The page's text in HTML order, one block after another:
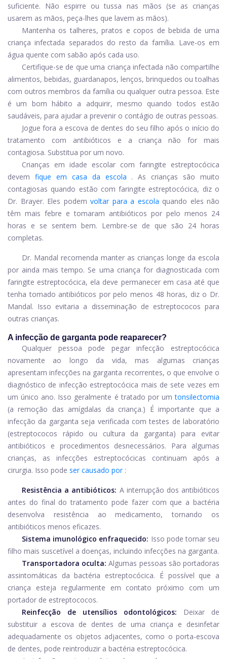
suficiente. Não espirre ou tussa nas mãos (se as crianças
usarem as mãos, peça-lhes que lavem as mãos).
Mantenha os talheres, pratos e copos de bebida de uma
criança infectada separados do resto da família. Lave-os em
água quente com sabão após cada uso.
Certifique-se de que uma criança infectada não compartilhe
alimentos, bebidas, guardanapos, lenços, brinquedos ou toalhas
com outros membros da família ou qualquer outra pessoa. Este
é um bom hábito a adquirir, mesmo quando todos estão
saudáveis, para ajudar a prevenir o contágio de outras pessoas.
Jogue fora a escova de dentes do seu filho após o início do
tratamento com antibióticos e a criança não for mais
contagiosa. Substitua por um novo.
Crianças em idade escolar com faringite estreptocócica
devem fique em casa da escola . As crianças são muito
contagiosas quando estão com faringite estreptocócica, diz o
Dr. Brayer. Eles podem voltar para a escola quando eles não
têm mais febre e tomaram antibióticos por pelo menos 24
horas e se sentem bem. Lembre-se de que são 24 horas
completas.
Dr. Mandal recomenda manter as crianças longe da escola
por ainda mais tempo. Se uma criança for diagnosticada com
faringite estreptocócica, ela deve permanecer em casa até que
tenha tomado antibióticos por pelo menos 48 horas, diz o Dr.
Mandal. Isso evitaria a disseminação de estreptococos para
outras crianças.
A infecção de garganta pode reaparecer?
Qualquer pessoa pode pegar infecção estreptocócica
novamente ao longo da vida, mas algumas crianças
apresentam infecções na garganta recorrentes, o que envolve o
diagnóstico de infecção estreptocócica mais de sete vezes em
um único ano. Isso geralmente é tratado por um tonsilectomia
(a remoção das amígdalas da criança.) É importante que a
infecção da garganta seja verificada com testes de laboratório
(estreptococos rápido ou cultura da garganta) para evitar
antibióticos e procedimentos desnecessários. Para algumas
crianças, as infecções estreptocócicas continuam após a
cirurgia. Isso pode ser causado por :
Resistência a antibióticos: A interrupção dos antibióticos
antes do final do tratamento pode fazer com que a bactéria
desenvolva resistência ao medicamento, tornando os
antibióticos menos eficazes.
Sistema imunológico enfraquecido: Isso pode tornar seu
filho mais suscetível a doenças, incluindo infecções na garganta.
Transportadora oculta: Algumas pessoas são portadoras
assintomáticas da bactéria estreptocócica. É possível que a
criança esteja regularmente em contato próximo com um
portador de estreptococos.
Reinfecção de utensílios odontológicos:
Deixar de
substituir a escova de dentes de uma criança e desinfetar
adequadamente os objetos adjacentes, como o porta-escova
de dentes, pode reintroduzir a bactéria estreptocócica.